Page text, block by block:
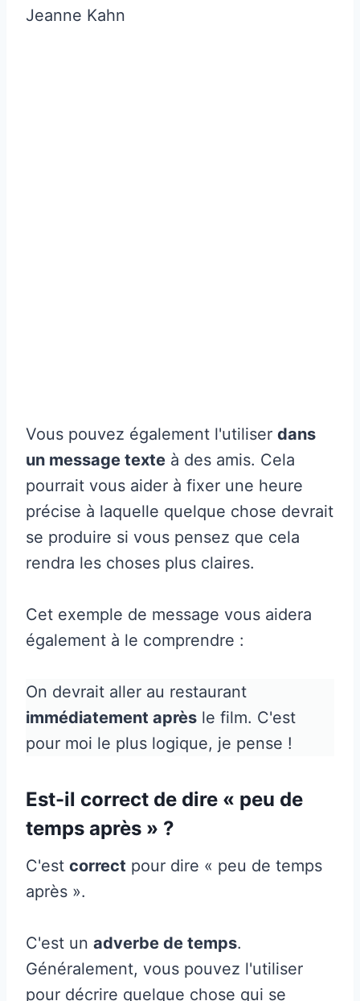
Jeanne Kahn
Vous pouvez également l'utiliser dans
un message texte à des amis. Cela
pourrait vous aider à fixer une heure
précise à laquelle quelque chose devrait
se produire si vous pensez que cela
rendra les choses plus claires.
Cet exemple de message vous aidera
également à le comprendre :
On devrait aller au restaurant
immédiatement après le film. C'est
pour moi le plus logique, je pense !
Est-il correct de dire « peu de
temps après » ?
C'est correct pour dire « peu de temps
après ».
C'est un adverbe de temps.
Généralement, vous pouvez l'utiliser
pour décrire quelque chose qui se